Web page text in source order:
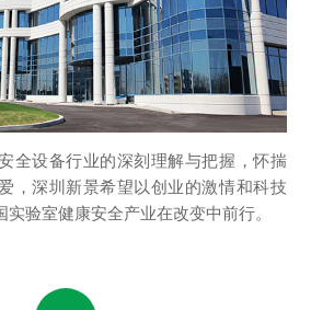
全设备行业的深刻理解与把握，怀揣
，深圳新景希望以创业的激情和科技
验室健康安全产业在改变中前行。